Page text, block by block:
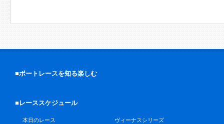
■ボートレースを知る楽しむ
■レーススケジュール
本日のレース
ヴィーナスシリーズ